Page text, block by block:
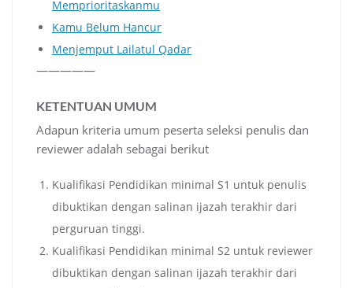
Memprioritaskanmu
Kamu Belum Hancur
Menjemput Lailatul Qadar
—————
KETENTUAN UMUM
Adapun kriteria umum peserta seleksi penulis dan
reviewer adalah sebagai berikut
Kualifikasi Pendidikan minimal S1 untuk penulis
dibuktikan dengan salinan ijazah terakhir dari
perguruan tinggi.
Kualifikasi Pendidikan minimal S2 untuk reviewer
dibuktikan dengan salinan ijazah terakhir dari